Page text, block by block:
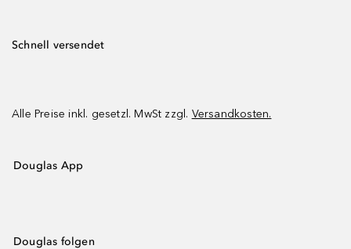
Schnell versendet
Alle Preise inkl. gesetzl. MwSt zzgl. Versandkosten.
Douglas App
Douglas folgen